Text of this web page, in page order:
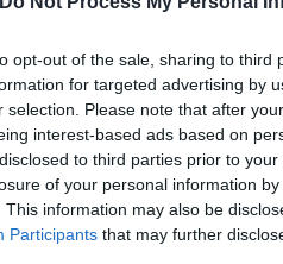
opt-out of the sale, sharing to
for targeted advertising by
selection. Please note that after
interest-based ads based on
to third parties prior to
of your personal information
This information may also be
Participants that may further
μέσα στο διαμέρισμά